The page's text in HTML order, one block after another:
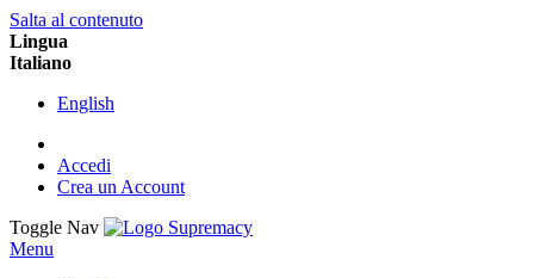
Salta al contenuto
Lingua
Italiano
English
Accedi
Crea un Account
Toggle Nav
Menu